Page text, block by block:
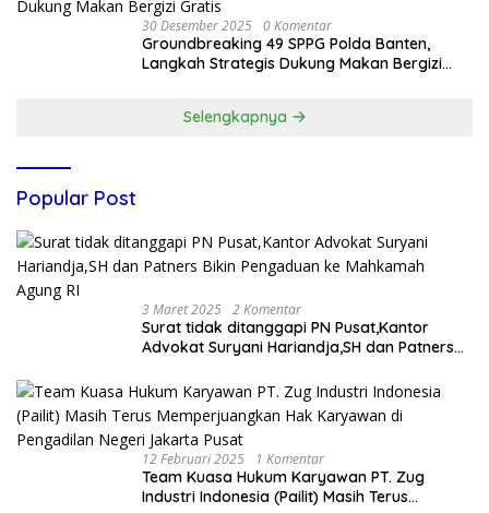
30 Desember 2025 0 Komentar
Groundbreaking 49 SPPG Polda Banten,
Langkah Strategis Dukung Makan Bergizi
Selengkapnya
Popular Post
3 Maret 2025 2 Komentar
Surat tidak ditanggapi PN Pusat,Kantor
Advokat Suryani Hariandja,SH dan Patners
12 Februari 2025 1 Komentar
Team Kuasa Hukum Karyawan PT. Zug
Industri Indonesia (Pailit) Masih Terus